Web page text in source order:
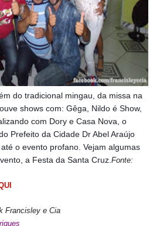
do tradicional mingau, da missa na
shows com: Gêga, Nildo é Show,
com Dory e Casa Nova, o
Prefeito da Cidade Dr Abel Araújo
o evento profano. Vejam algumas
a Festa da Santa Cruz. Fonte:
Francisley e Cia